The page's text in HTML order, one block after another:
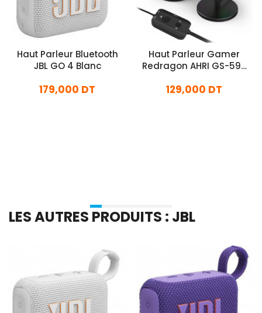
Haut Parleur Bluetooth
JBL GO 4 Blanc
179,000 DT
Haut Parleur Gamer
Redragon AHRI GS-598
129,000 DT
LES AUTRES PRODUITS : JBL